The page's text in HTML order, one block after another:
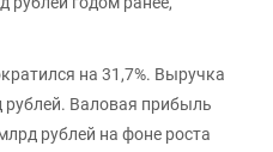
на 31,7%. Выручка
рублей. Валовая прибыль
рублей на фоне роста